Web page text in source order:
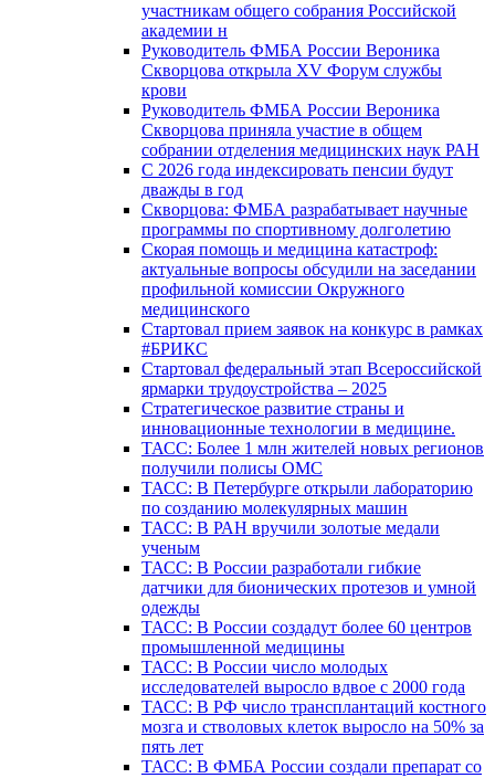
участникам общего собрания Российской
академии н
Руководитель ФМБА России Вероника
Скворцова открыла XV Форум службы
крови
Руководитель ФМБА России Вероника
Скворцова приняла участие в общем
собрании отделения медицинских наук РАН
С 2026 года индексировать пенсии будут
дважды в год
Скворцова: ФМБА разрабатывает научные
программы по спортивному долголетию
Скорая помощь и медицина катастроф:
актуальные вопросы обсудили на заседании
профильной комиссии Окружного
медицинского
Стартовал прием заявок на конкурс в рамках
#БРИКС
Стартовал федеральный этап Всероссийской
ярмарки трудоустройства – 2025
Стратегическое развитие страны и
инновационные технологии в медицине.
ТАСС: Более 1 млн жителей новых регионов
получили полисы ОМС
ТАСС: В Петербурге открыли лабораторию
по созданию молекулярных машин
ТАСС: В РАН вручили золотые медали
ученым
ТАСС: В России разработали гибкие
датчики для бионических протезов и умной
одежды
ТАСС: В России создадут более 60 центров
промышленной медицины
ТАСС: В России число молодых
исследователей выросло вдвое с 2000 года
ТАСС: В РФ число трансплантаций костного
мозга и стволовых клеток выросло на 50% за
пять лет
ТАСС: В ФМБА России создали препарат со